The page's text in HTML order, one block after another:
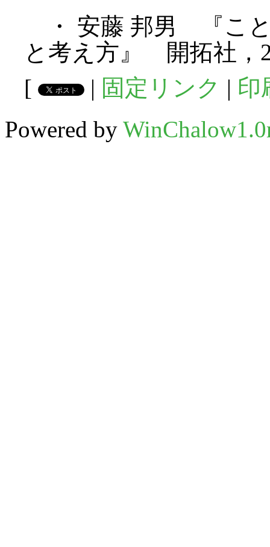
・ 安藤 邦男 『こ
と考え方』 開拓社，
[
| 固定リンク | 印
Powered by